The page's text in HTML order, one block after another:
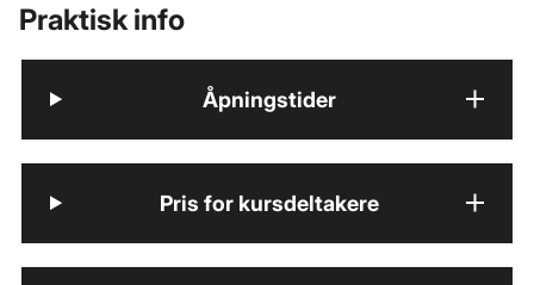
Praktisk info
Åpningstider
Pris for kursdeltakere